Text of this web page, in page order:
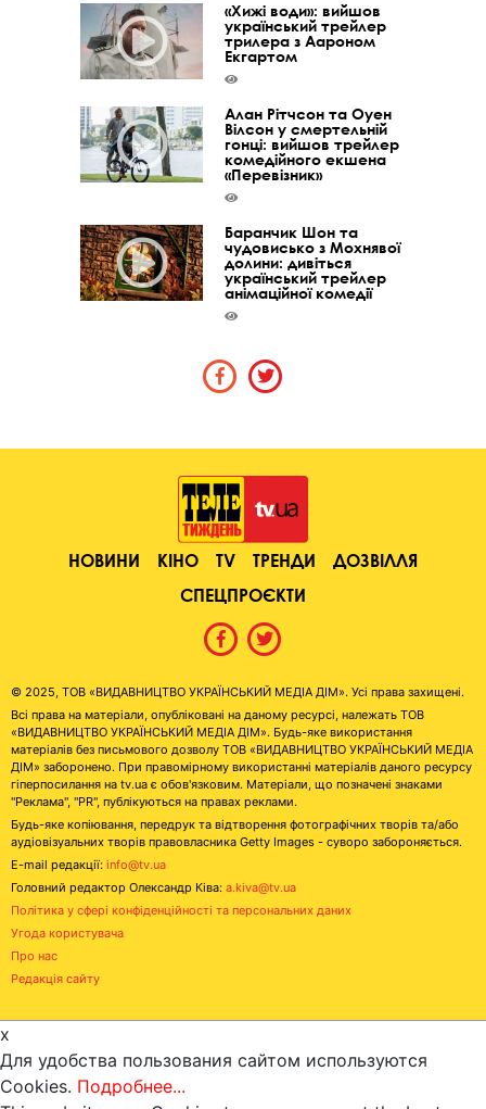
«Хижі води»: вийшов
український трейлер
трилера з Аароном
Екгартом
Алан Рітчсон та Оуен
Вілсон у смертельній
гонці: вийшов трейлер
комедійного екшена
«Перевізник»
Баранчик Шон та
чудовисько з Мохнявої
долини: дивіться
український трейлер
анімаційної комедії
НОВИНИ КІНО TV ТРЕНДИ
ДОЗВІЛЛЯ
СПЕЦПРОЄКТИ
© 2025, ТОВ «ВИДАВНИЦТВО УКРАЇНСЬКИЙ МЕДІА ДІМ». Усі права захищені.
Всі права на матеріали, опубліковані на даному ресурсі, належать ТОВ
«ВИДАВНИЦТВО УКРАЇНСЬКИЙ МЕДІА ДІМ». Будь-яке використання
матеріалів без письмового дозволу ТОВ «ВИДАВНИЦТВО УКРАЇНСЬКИЙ МЕДІА
ДІМ» заборонено. При правомірному використанні матеріалів даного ресурсу
гіперпосилання на tv.ua є обов'язковим. Матеріали, що позначені знаками
"Реклама", "PR", публікуються на правах реклами.
Будь-яке копіювання, передрук та відтворення фотографічних творів та/або
аудіовізуальних творів правовласника Getty Images - суворо забороняється.
E-mail редакції: info@tv.ua
Головний редактор Олександр Ківа: a.kiva@tv.ua
Політика у сфері конфіденційності та персональних даних
Угода користувача
Про нас
Редакція сайту
x
Для удобства пользования сайтом используются
Cookies. Подробнее...